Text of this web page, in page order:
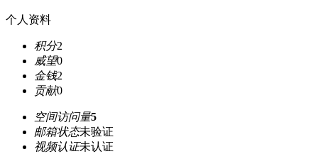
个人资料
积分2
威望0
金钱2
贡献0
空间访问量5
邮箱状态未验证
视频认证未认证